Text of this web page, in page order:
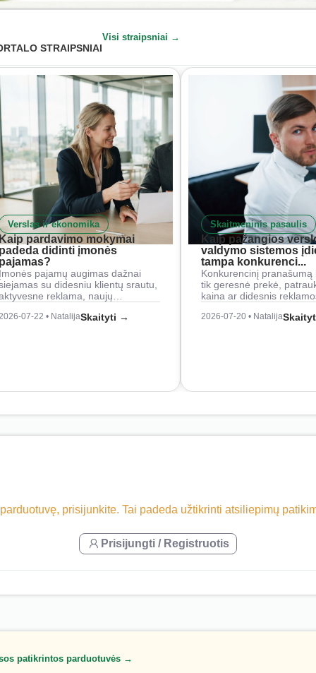
STRAIPSNIAI
Visi straipsniai →
Verslas ir ekonomika
pardavimo mokymai
didinti įmonės
pajamų augimas dažnai
su didesniu klientų srautu,
reklama, naujų…
07-22 • NatalijaSkaityti →
Skaitmeninis pasaulis
Kaip pažangios
valdymo sistemos
tampa konkurenci...
Konkurencinį pranašumą
tik geresnė prekė,
kaina ar didesnis
2026-07-20 • Natalija
prisijunkite. Tai padeda užtikrinti atsiliepimų
Prisijungti / Registruotis
patikrintos parduotuvės →